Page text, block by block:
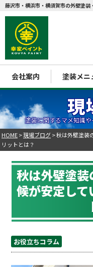
藤沢市・横浜市・横須賀市の外壁塗
会社案内 塗装メニ
現
塗装に関するマメ知識
HOME>現場ブログ>秋は外壁塗装
リットとは？
秋は外壁塗
候が安定し
お役立ちコラム